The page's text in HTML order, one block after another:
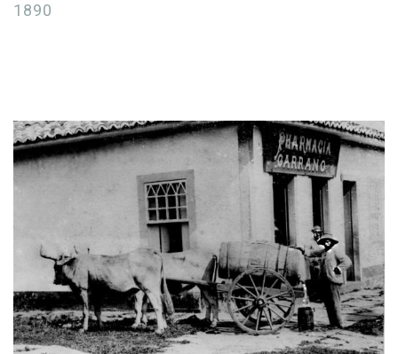
1890